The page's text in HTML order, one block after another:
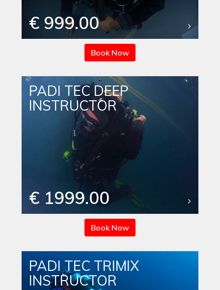
€ 999.00
Book Now
PADI TEC DEEP
INSTRUCTOR
€ 1999.00
Book Now
PADI TEC TRIMIX
INSTRUCTOR